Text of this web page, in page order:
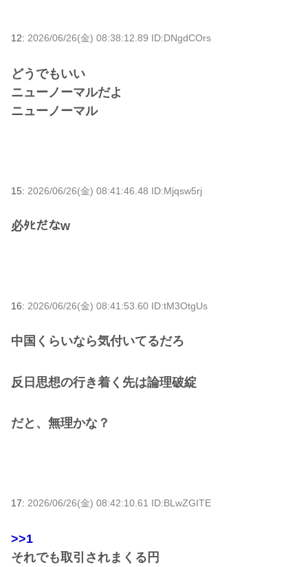
12: 2026/06/26(金) 08:38:12.89 ID:DNgdCOrs
どうでもいい
ニューノーマルだよ
ニューノーマル
15: 2026/06/26(金) 08:41:46.48 ID:Mjqsw5rj
必ﾀﾋだなw
16: 2026/06/26(金) 08:41:53.60 ID:tM3OtgUs
中国くらいなら気付いてるだろ
反日思想の行き着く先は論理破綻
だと、無理かな？
17: 2026/06/26(金) 08:42:10.61 ID:BLwZGITE
>>1
それでも取引されまくる円